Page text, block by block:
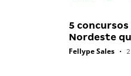
5
Nordeste
Fellype Sales •